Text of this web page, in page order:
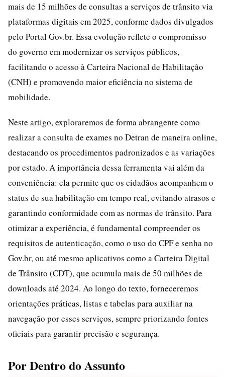
mais de 15 milhões de consultas a serviços de trânsito via
plataformas digitais em 2025, conforme dados divulgados
pelo Portal Gov.br. Essa evolução reflete o compromisso
do governo em modernizar os serviços públicos,
facilitando o acesso à Carteira Nacional de Habilitação
(CNH) e promovendo maior eficiência no sistema de
mobilidade.
Neste artigo, exploraremos de forma abrangente como
realizar a consulta de exames no Detran de maneira online,
destacando os procedimentos padronizados e as variações
por estado. A importância dessa ferramenta vai além da
conveniência: ela permite que os cidadãos acompanhem o
status de sua habilitação em tempo real, evitando atrasos e
garantindo conformidade com as normas de trânsito. Para
otimizar a experiência, é fundamental compreender os
requisitos de autenticação, como o uso do CPF e senha no
Gov.br, ou até mesmo aplicativos como a Carteira Digital
de Trânsito (CDT), que acumula mais de 50 milhões de
downloads até 2024. Ao longo do texto, forneceremos
orientações práticas, listas e tabelas para auxiliar na
navegação por esses serviços, sempre priorizando fontes
oficiais para garantir precisão e segurança.
Por Dentro do Assunto